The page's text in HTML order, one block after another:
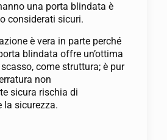
una porta blindata è
considerati sicuri.
è vera in parte perché
blindata offre un’ottima
come struttura; è pur
non
sicura rischia di
la sicurezza.